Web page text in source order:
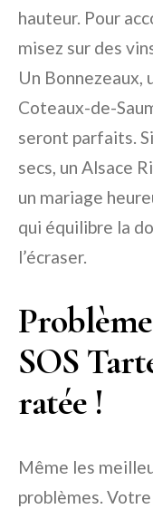
hauteur. Pour
misez sur des
Un Bonnezeaux,
Coteaux-de-
seront parfaits.
secs, un Alsace
un mariage
qui équilibre la
l’écraser.
SOS
ratée !
Même les
problèmes.